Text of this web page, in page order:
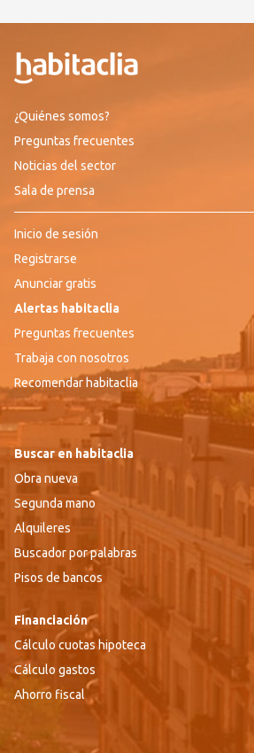
¿Quiénes somos?
Preguntas frecuentes
Noticias del sector
Sala de prensa
Inicio de sesión
Registrarse
Anunciar gratis
Alertas habitaclia
Preguntas frecuentes
Trabaja con nosotros
Recomendar habitaclia
Buscar en habitaclia
Obra nueva
Segunda mano
Alquileres
Buscador por palabras
Pisos de bancos
Financiación
Cálculo cuotas hipoteca
Cálculo gastos
Ahorro fiscal